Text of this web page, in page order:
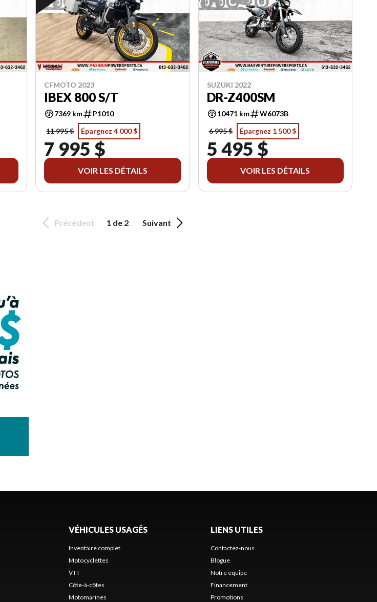
CFMOTO 2023
IBEX 800 S/T
7369 km
P1010
11 995 $
Épargnez 4 000 $
7 995 $
VOIR LES DÉTAILS
SUZUKI 2022
DR-Z400SM
10471 km
W6073B
6 995 $
Épargnez 1 500 $
5 495 $
VOIR LES DÉTAILS
Précédent 1 de 2 Suivant
VÉHICULES USAGÉS
Inventaire complet
Motocyclettes
VTT
Côte-à-côtes
Motomarines
LIENS UTILES
Contactez-nous
Blogue
Notre équipe
Financement
Promotions